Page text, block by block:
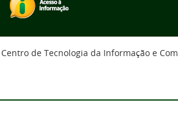
Centro de Tecnologia da Informação e